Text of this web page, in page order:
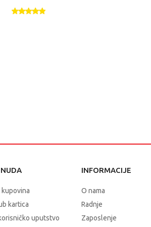
kartica
uputstvo
INFORMACIJE
O nama
Radnje
Zaposlenje